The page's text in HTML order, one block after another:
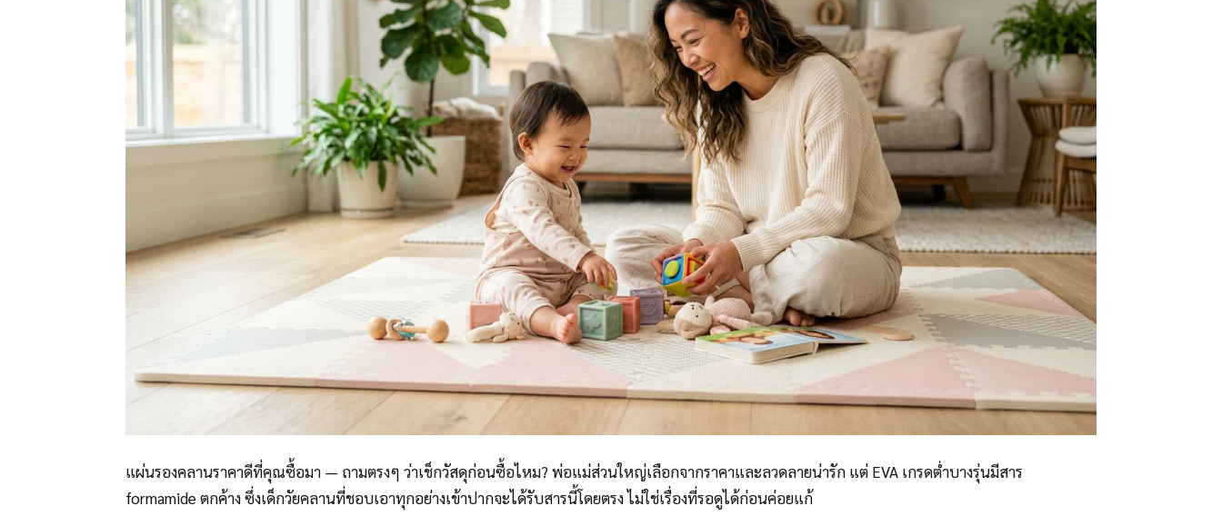
แผ่นรองคลานราคาดีที่คุณซื้อมา — ถามตรงๆ ว่าเช็กวัสดุก่อนซื้อไหม? พ่อแม่ส่วนใหญ่เลือกจากราคาและลวดลายน่ารัก แต่ EVA เกรดต่ำบางรุ่นมีสาร
formamide ตกค้าง ซึ่งเด็กวัยคลานที่ชอบเอาทุกอย่างเข้าปากจะได้รับสารนี้โดยตรง ไม่ใช่เรื่องที่รอดูได้ก่อนค่อยแก้